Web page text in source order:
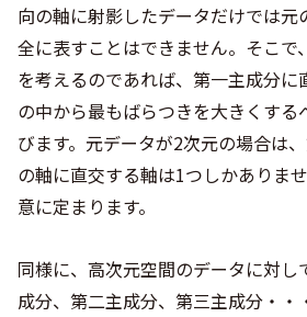
向の軸に射影したデータだけでは元
全に表すことはできません。そこで
を考えるのであれば、第一主成分に
の中から最もばらつきを大きくする
びます。元データが2次元の場合は
の軸に直交する軸は1つしかありま
意に定まります。
同様に、高次元空間のデータに対し
成分、第二主成分、第三主成分・・